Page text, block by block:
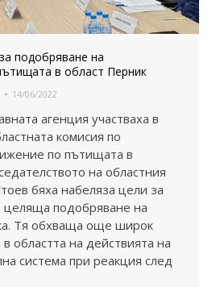
подобряване на
в област Перник
14/06/2022
агенция участваха в
комисия по
по пътищата в
на областния
бяха набеляза цели за
целяща подобряване на
Тя обхваща още широк
областта на действията на
система при реакция след